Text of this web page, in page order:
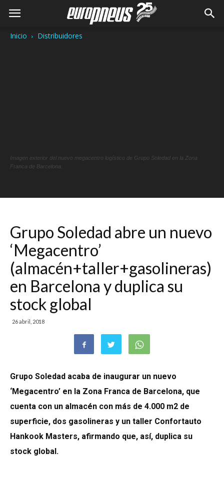
Inicio Distribuidores
Imagen exterior del nuevo megacentro logístico de Grupo Soledad en la Zona
Franca de Barcelona.
Grupo Soledad abre un nuevo
‘Megacentro’
(almacén+taller+gasolineras)
en Barcelona y duplica su
stock global
26 abril, 2018
Grupo Soledad acaba de inaugurar un nuevo
‘Megacentro’ en la Zona Franca de Barcelona, que
cuenta con un almacén con más de 4.000 m2 de
superficie, dos gasolineras y un taller Confortauto
Hankook Masters, afirmando que, así, duplica su
stock global.